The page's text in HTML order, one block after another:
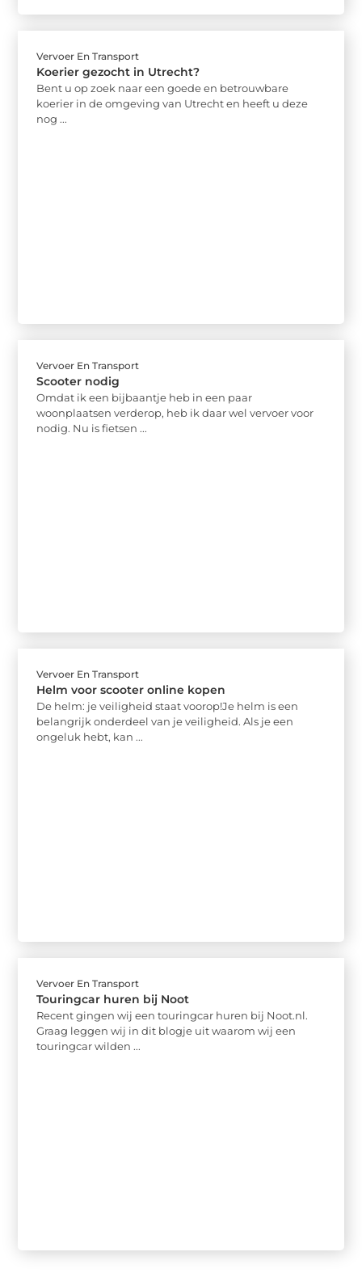
Vervoer En Transport
Koerier gezocht in Utrecht?
Bent u op zoek naar een goede en betrouwbare
koerier in de omgeving van Utrecht en heeft u deze
nog ...
Vervoer En Transport
Scooter nodig
Omdat ik een bijbaantje heb in een paar
woonplaatsen verderop, heb ik daar wel vervoer voor
nodig. Nu is fietsen ...
Vervoer En Transport
Helm voor scooter online kopen
De helm: je veiligheid staat voorop!Je helm is een
belangrijk onderdeel van je veiligheid. Als je een
ongeluk hebt, kan ...
Vervoer En Transport
Touringcar huren bij Noot
Recent gingen wij een touringcar huren bij Noot.nl.
Graag leggen wij in dit blogje uit waarom wij een
touringcar wilden ...